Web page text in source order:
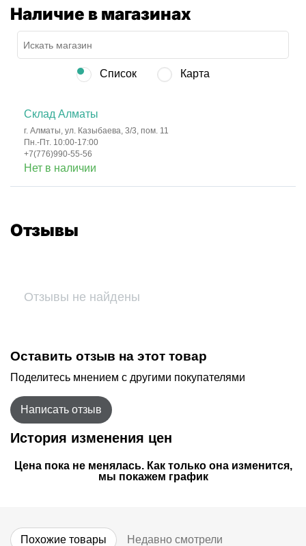
Наличие в магазинах
Список Карта
Склад Алматы
г. Алматы, ул. Казыбаева, 3/3, пом. 11
Пн.-Пт. 10:00-17:00
+7(776)990-55-56
Нет в наличии
Отзывы
Отзывы не найдены
Оставить отзыв на этот товар
Поделитесь мнением с другими покупателями
Написать отзыв
История изменения цен
Цена пока не менялась. Как только она изменится,
мы покажем график
Похожие товары Недавно смотрели